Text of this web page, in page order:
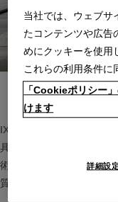
IXC（イクスシー）は、
具ブランド。ヨーロッパ
術を活かした持続可能で
質な暮らしを届けます。
当社では、ウェブサ
たコンテンツや広告
めにクッキーを使用
これらの利用条件に
「Cookieポリシー
けます
詳細設